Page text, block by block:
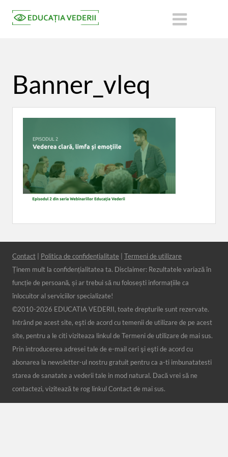
Banner_vleq
Contact Politica de confidențialitate
Termeni de utilizare
Ținem mult la confidențialitatea ta. Disclaimer: Rezultatele variază în
funcție de persoană, și ar trebui să nu folosești informațiile ca
înlocuitor al serviciilor specializate!
©2010-2026 EDUCATIA VEDERII, toate drepturile sunt rezervate.
Intrând pe acest site, eşti de acord cu temenii de utilizare de pe acest
site, pentru a le citi viziteaza linkul de Termeni de utilizare de mai sus.
Prin introducerea adresei tale de e-mail ceri şi eşti de acord cu
abonarea la newsletter-ul nostru gratuit pentru ca a-ti imbunatatesti
starea de sanatate a vederii tale in mod natural. Dacă vrei să ne
contactezi, vizitează te rog linkul Contact de mai sus.